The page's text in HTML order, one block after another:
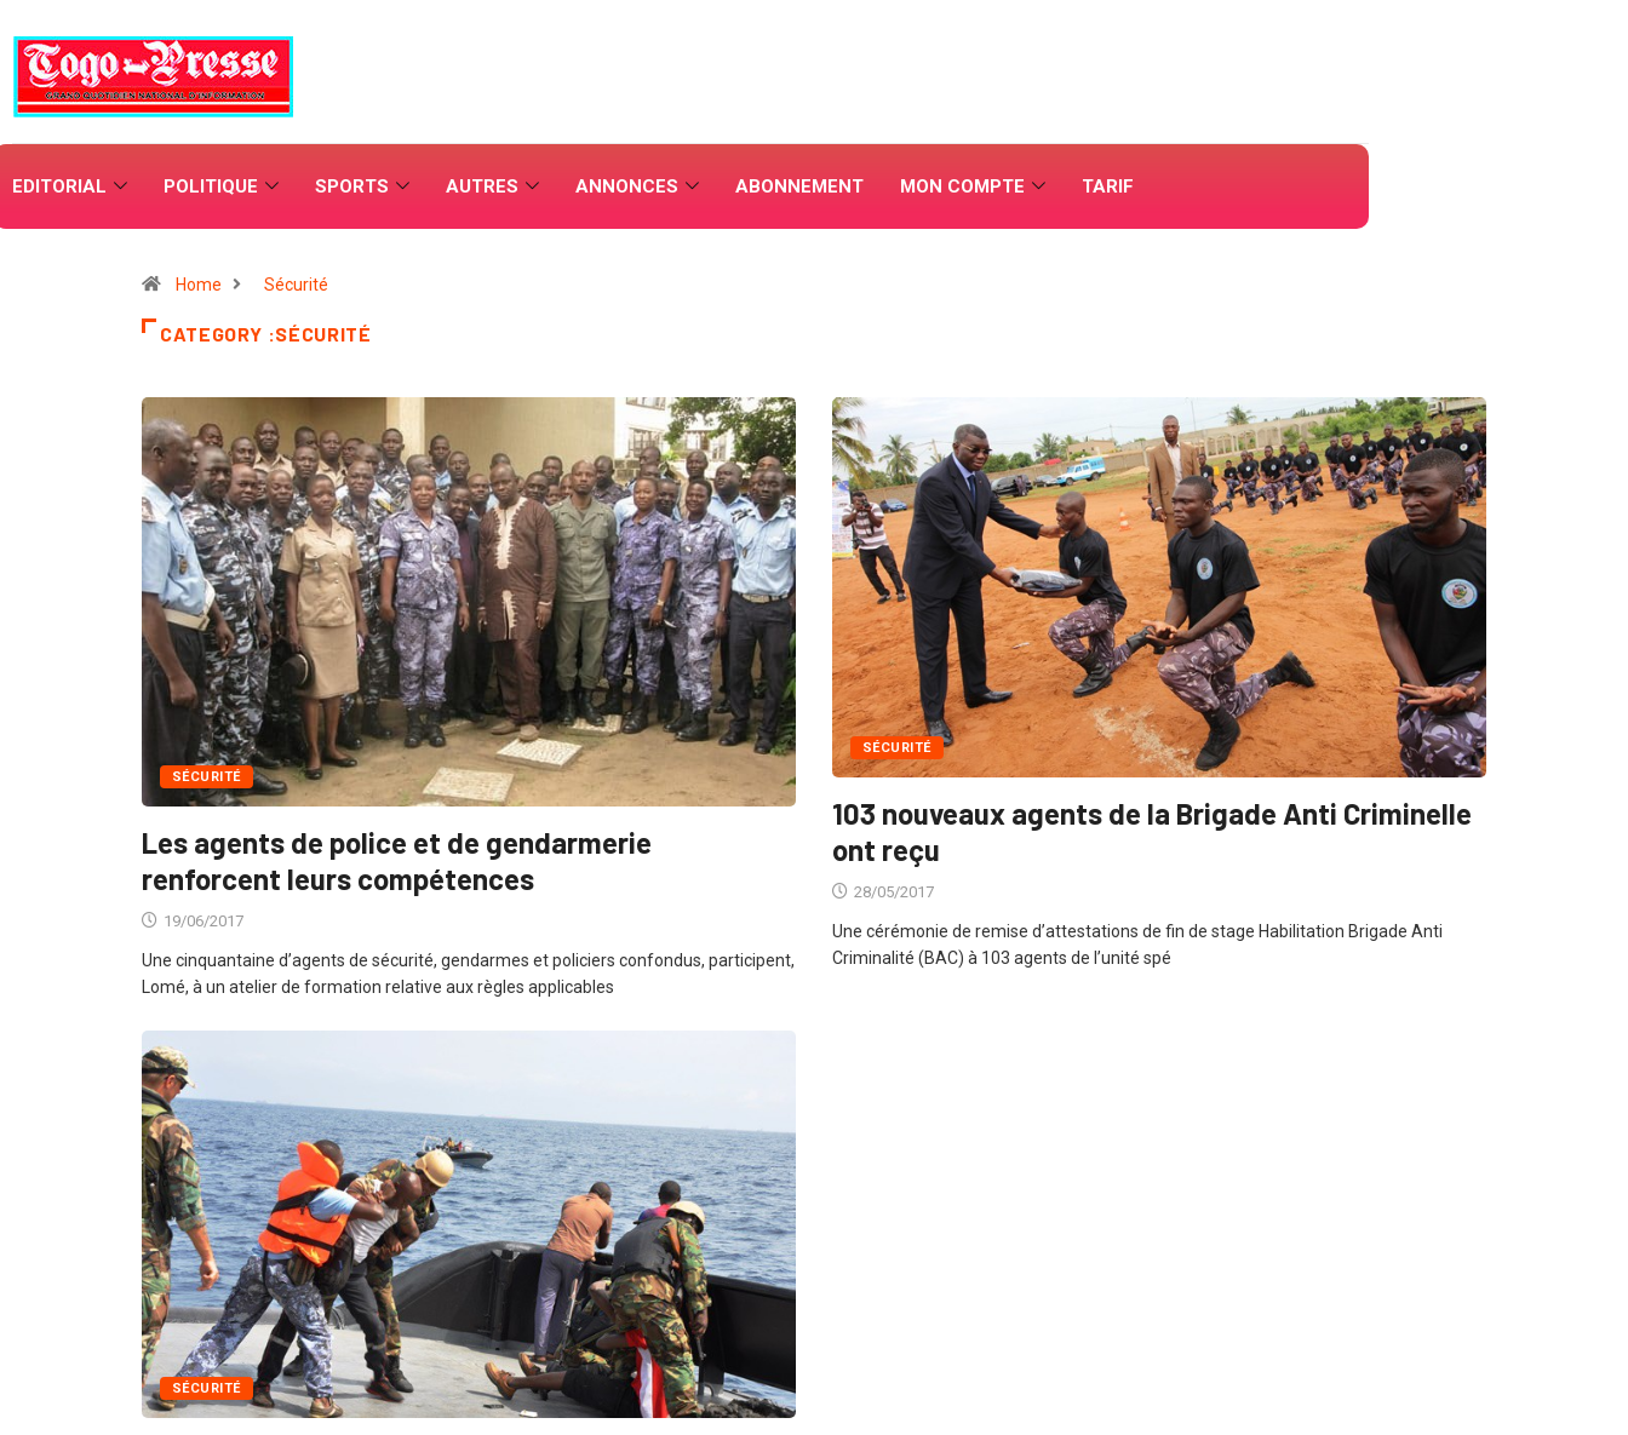
EDITORIAL POLITIQUE SPORTS AUTRES ANNONCES ABONNEMENT MON COMPTE TARIF
Home Sécurité
CATEGORY :SÉCURITÉ
SÉCURITÉ
Les agents de police et de gendarmerie
renforcent leurs compétences
19/06/2017
Une cinquantaine d’agents de sécurité, gendarmes et policiers confondus, participent,
Lomé, à un atelier de formation relative aux règles applicables
SÉCURITÉ
103 nouveaux agents de la Brigade Anti Criminelle
ont reçu
28/05/2017
Une cérémonie de remise d’attestations de fin de stage Habilitation Brigade Anti
Criminalité (BAC) à 103 agents de l’unité spé
SÉCURITÉ